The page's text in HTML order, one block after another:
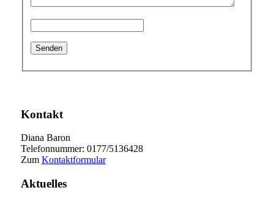
Kontakt
Diana Baron
Telefonnummer: 0177/5136428
Zum Kontaktformular
Aktuelles